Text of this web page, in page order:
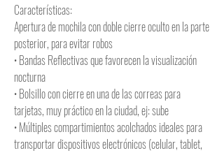
Características:
Apertura de mochila con doble cierre oculto en la parte
posterior, para evitar robos
• Bandas Reflectivas que favorecen la visualización
nocturna
• Bolsillo con cierre en una de las correas para
tarjetas, muy práctico en la ciudad, ej: sube
• Múltiples compartimientos acolchados ideales para
transportar dispositivos electrónicos (celular, tablet,